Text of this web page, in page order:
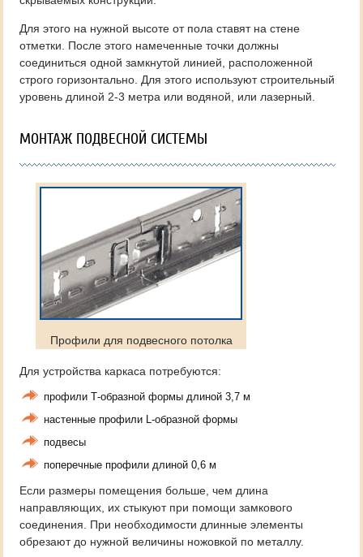
Для этого на нужной высоте от пола ставят на стене
отметки. После этого намеченные точки должны
соединиться одной замкнутой линией, расположенной
строго горизонтально. Для этого используют строительный
уровень длиной 2-3 метра или водяной, или лазерный.
МОНТАЖ ПОДВЕСНОЙ СИСТЕМЫ
Профили для подвесного потолка
Для устройства каркаса потребуются:
профили Т-образной формы длиной 3,7 м
настенные профили L-образной формы
подвесы
поперечные профили длиной 0,6 м
Если размеры помещения больше, чем длина
направляющих, их стыкуют при помощи замкового
соединения. При необходимости длинные элементы
обрезают до нужной величины ножовкой по металлу.